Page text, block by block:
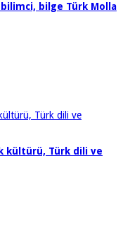
bilge Türk Molla
kültürü, Türk dili ve